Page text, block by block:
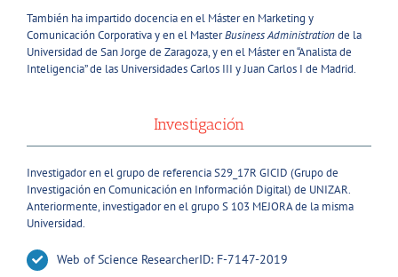
También ha impartido docencia en el Máster en Marketing y
Comunicación Corporativa y en el MasterBusiness Administrationde la
Universidad de San Jorge de Zaragoza, y en el Máster en “Analista de
Inteligencia” de las Universidades Carlos III y Juan Carlos I de Madrid.
Investigación
Investigador en el grupo de referencia S29_17R GICID (Grupo de
Investigación en Comunicación en Información Digital) de UNIZAR.
Anteriormente, investigador en el grupo S 103 MEJORA de la misma
Universidad.
Web of Science ResearcherID: F-7147-2019